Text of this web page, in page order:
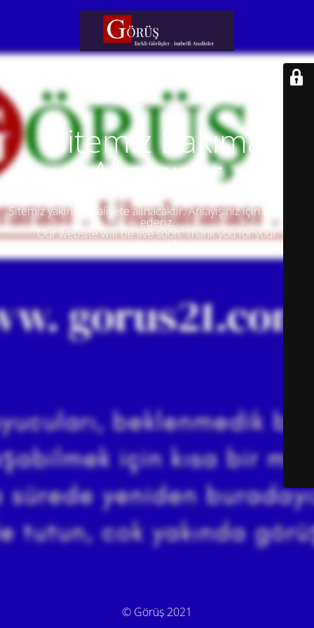
Sitemiz Bakıma
Alınmıştır
Sitemiz yakında faaliyete alınacaktır. Anlayışınız için teşekkür
ederiz.
Our website will be live soon. Thank you for your
understanding.
© Görüş 2021